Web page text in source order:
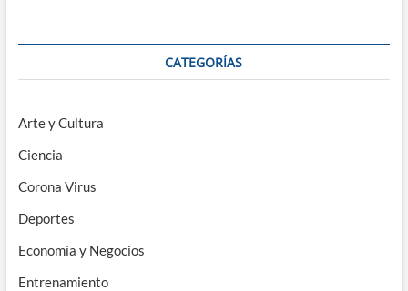
CATEGORÍAS
Arte y Cultura
Ciencia
Corona Virus
Deportes
Economía y Negocios
Entrenamiento